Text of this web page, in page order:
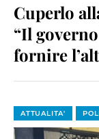
Cuperlo
“Il
fornire
ATTUALITA'